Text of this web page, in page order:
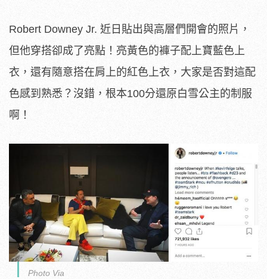
Robert Downey Jr. 近日貼出與高層們開會的照片，
但他穿搭卻成了亮點！亮黃色的褲子配上寶藍色上
衣，還有隨意搭在肩上的紅色上衣，大家是否對這配
色感到熟悉？沒錯，根本100分還原白雪公主的制服
啊！
Photo Via